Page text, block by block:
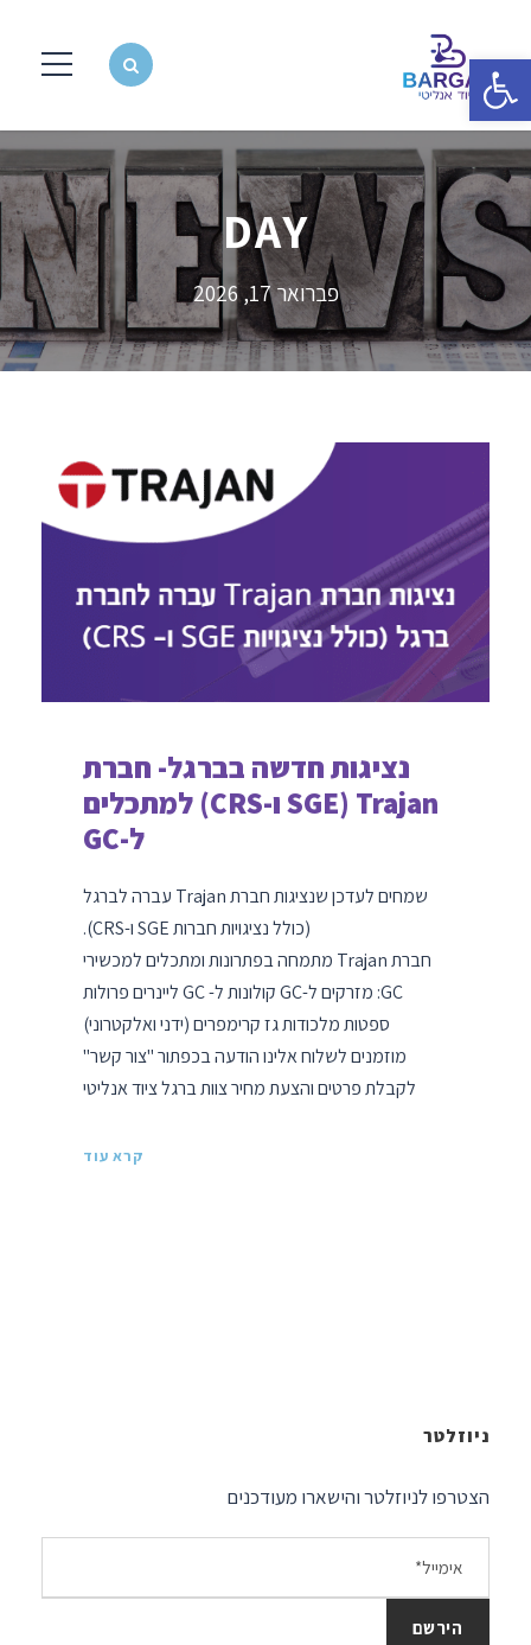
פתח סרגל נגישות
DAY
פברואר 17, 2026
נציגות חדשה בברגל- חברת
Trajan (SGE ו-CRS) למתכלים
ל-GC
שמחים לעדכן שנציגות חברת Trajan עברה לברגל
(כולל נציגויות חברות SGE ו-CRS).
חברת Trajan מתמחה בפתרונות ומתכלים למכשירי
GC: מזרקים ל-GC קולונות ל- GC ליינרים פרולות
ספטות מלכודות גז קרימפרים (ידני ואלקטרוני)
מוזמנים לשלוח אלינו הודעה בכפתור "צור קשר"
לקבלת פרטים והצעת מחיר צוות ברגל ציוד אנליטי
קרא עוד
ניוזלטר
הצטרפו לניוזלטר והישארו מעודכנים